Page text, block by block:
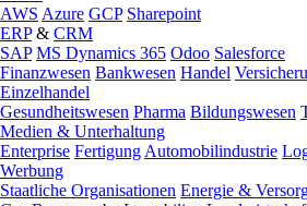
AWS Azure GCP Sharepoint
ERP& CRM
SAP MS Dynamics 365 Odoo Salesforce
Finanzwesen Bankwesen Handel
Einzelhandel
Gesundheitswesen Pharma Bildungswesen
Medien & Unterhaltung
Enterprise Fertigung Automobilindustrie
Werbung
Staatliche Organisationen Energie &